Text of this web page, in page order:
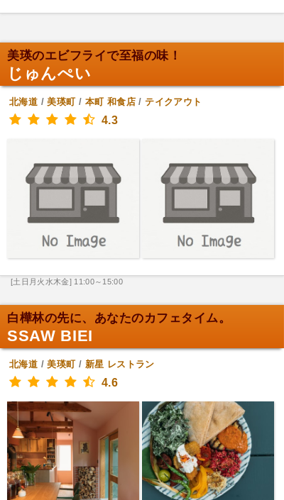
美瑛のエビフライで至福の味！
じゅんぺい
北海道 /美瑛町/ 本町 和食店 /テイクアウト
4.3
[土日月火水木金] 11:00～15:00
白樺林の先に、あなたのカフェタイム。
SSAW BIEI
北海道 /美瑛町/ 新星 レストラン
4.6